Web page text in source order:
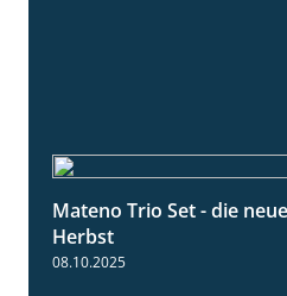
Mateno Trio Set - die
Herbst
08.10.2025